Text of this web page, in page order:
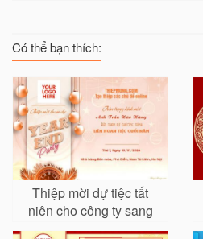
Có thể bạn thích:
Thiệp mời dự tiệc tất
niên cho công ty sang
trọng và ấn tượng